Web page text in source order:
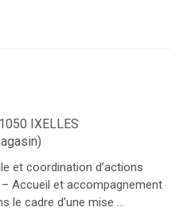
IXELLES
et coordination d’actions
– Accueil et accompagnement
le cadre d’une mise ...